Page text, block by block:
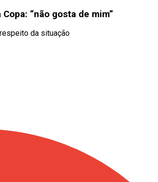
“não gosta de mim”
da situação